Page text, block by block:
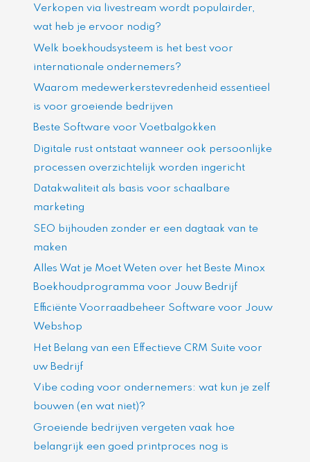
Verkopen via livestream wordt populairder,
wat heb je ervoor nodig?
Welk boekhoudsysteem is het best voor
internationale ondernemers?
Waarom medewerkerstevredenheid essentieel
is voor groeiende bedrijven
Beste Software voor Voetbalgokken
Digitale rust ontstaat wanneer ook persoonlijke
processen overzichtelijk worden ingericht
Datakwaliteit als basis voor schaalbare
marketing
SEO bijhouden zonder er een dagtaak van te
maken
Alles Wat je Moet Weten over het Beste Minox
Boekhoudprogramma voor Jouw Bedrijf
Efficiënte Voorraadbeheer Software voor Jouw
Webshop
Het Belang van een Effectieve CRM Suite voor
uw Bedrijf
Vibe coding voor ondernemers: wat kun je zelf
bouwen (en wat niet)?
Groeiende bedrijven vergeten vaak hoe
belangrijk een goed printproces nog is